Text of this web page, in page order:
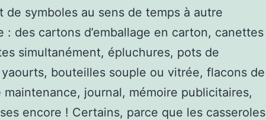
de symboles au sens de temps à autre
: des cartons d’emballage en carton, canettes
simultanément, épluchures, pots de
bouteilles souple ou vitrée, flacons de
journal, mémoire publicitaires,
encore ! Certains, parce que les casseroles